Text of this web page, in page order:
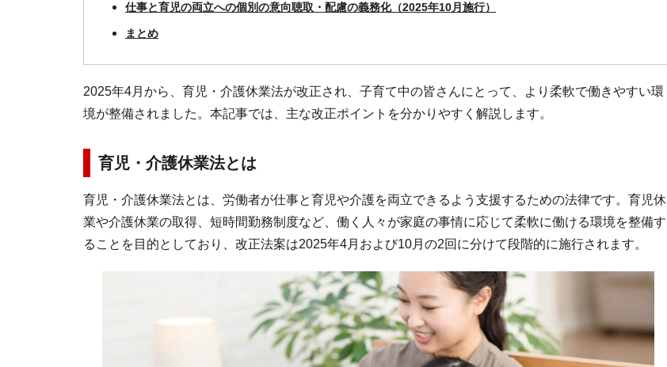
仕事と育児の両立への個別の意向聴取・配慮の義務化（2025年10月施行）
まとめ
2025年4月から、育児・介護休業法が改正され、子育て中の皆さんにとって、より柔軟で働きやすい環
境が整備されました。本記事では、主な改正ポイントを分かりやすく解説します。
育児・介護休業法とは
育児・介護休業法とは、労働者が仕事と育児や介護を両立できるよう支援するための法律です。育児休
業や介護休業の取得、短時間勤務制度など、働く人々が家庭の事情に応じて柔軟に働ける環境を整備す
ることを目的としており、改正法案は2025年4月および10月の2回に分けて段階的に施行されます。